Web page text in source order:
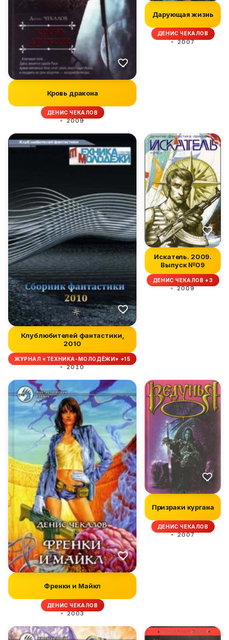
Кровь дракона
ДЕНИС ЧЕКАЛОВ
2009
Дарующая жизнь
ДЕНИС ЧЕКАЛОВ
2007
Клуб любителей фантастики,
2010
ЖУРНАЛ «ТЕХНИКА-МОЛОДЁЖИ» +15
2010
Искатель. 2009.
Выпуск №09
ДЕНИС ЧЕКАЛОВ +3
2009
Френки и Майкл
ДЕНИС ЧЕКАЛОВ
2003
Призраки кургана
ДЕНИС ЧЕКАЛОВ
2007